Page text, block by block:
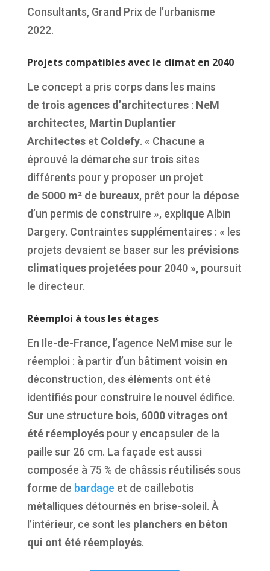
Consultants, Grand Prix de l’urbanisme
2022.
Projets compatibles avec le climat en 2040
Le concept a pris corps dans les mains
de trois agences d’architectures: NeM
architectes, Martin Duplantier
Architecteset Coldefy. « Chacune a
éprouvé la démarche sur trois sites
différents pour y proposer un projet
de 5000 m² de bureaux, prêt pour la dépose
d’un permis de construire », explique Albin
Dargery. Contraintes supplémentaires : « les
projets devaient se baser sur les prévisions
climatiques projetées pour 2040», poursuit
le directeur.
Réemploi à tous les étages
En Ile-de-France, l’agence NeM mise sur le
réemploi : à partir d’un bâtiment voisin en
déconstruction, des éléments ont été
identifiés pour construire le nouvel édifice.
Sur une structure bois, 6000 vitrages ont
été réemployéspour y encapsuler de la
paille sur 26 cm. La façade est aussi
composée à 75 % de châssis réutiliséssous
forme de bardage et de caillebotis
métalliques détournés en brise-soleil. À
l’intérieur, ce sont les planchers en béton
qui ont été réemployés.